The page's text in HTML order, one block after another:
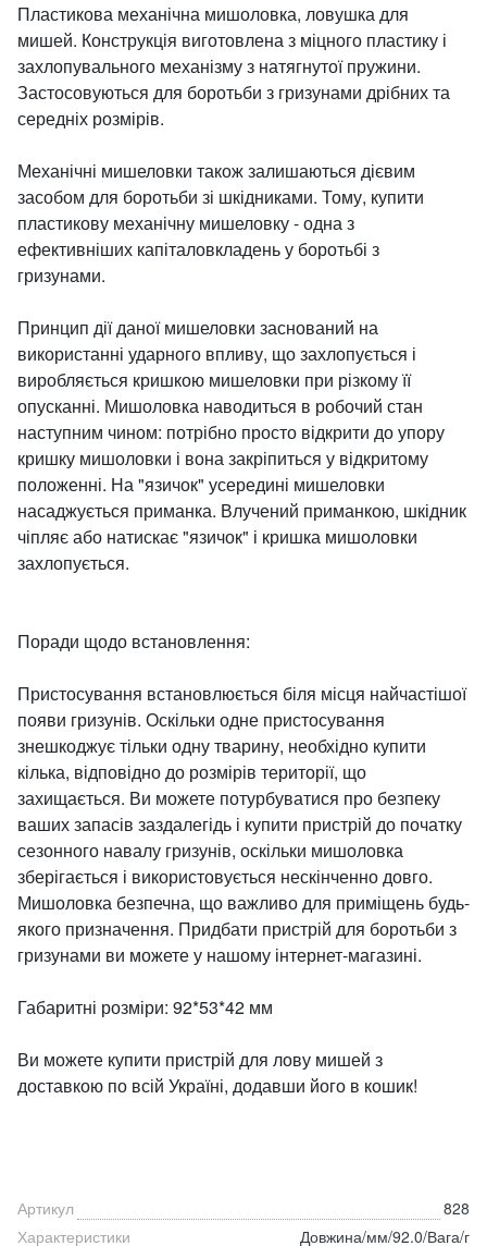
Пластикова механічна мишоловка, ловушка для
мишей. Конструкція виготовлена ​​з міцного пластику і
захлопувального механізму з натягнутої пружини.
Застосовуються для боротьби з гризунами дрібних та
середніх розмірів.
Механічні мишеловки також залишаються дієвим
засобом для боротьби зі шкідниками. Тому, купити
пластикову механічну мишеловку - одна з
ефективніших капіталовкладень у боротьбі з
гризунами.
Принцип дії даної мишеловки заснований на
використанні ударного впливу, що захлопується і
виробляється кришкою мишеловки при різкому її
опусканні. Мишоловка наводиться в робочий стан
наступним чином: потрібно просто відкрити до упору
кришку мишоловки і вона закріпиться у відкритому
положенні. На "язичок" усередині мишеловки
насаджується приманка. Влучений приманкою, шкідник
чіпляє або натискає "язичок" і кришка мишоловки
захлопується.
Поради щодо встановлення:
Пристосування встановлюється біля місця найчастішої
появи гризунів. Оскільки одне пристосування
знешкоджує тільки одну тварину, необхідно купити
кілька, відповідно до розмірів території, що
захищається. Ви можете потурбуватися про безпеку
ваших запасів заздалегідь і купити пристрій до початку
сезонного навалу гризунів, оскільки мишоловка
зберігається і використовується нескінченно довго.
Мишоловка безпечна, що важливо для приміщень будь-
якого призначення. Придбати пристрій для боротьби з
гризунами ви можете у нашому інтернет-магазині.
Габаритні розміри: 92*53*42 мм
Ви можете купити пристрій для лову мишей з
доставкою по всій Україні, додавши його в кошик!
Артикул
828
Характеристики
Довжина/мм/92.0/Вага/г